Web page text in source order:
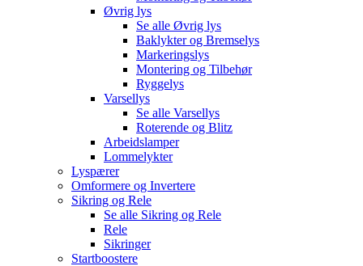
Øvrig lys
Se alle Øvrig lys
Baklykter og Bremselys
Markeringslys
Montering og Tilbehør
Ryggelys
Varsellys
Se alle Varsellys
Roterende og Blitz
Arbeidslamper
Lommelykter
Lyspærer
Omformere og Invertere
Sikring og Rele
Se alle Sikring og Rele
Rele
Sikringer
Startboostere